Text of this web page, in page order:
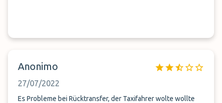
Anonimo
27/07/2022
Es Probleme bei Rücktransfer, der Taxifahrer wolte wollte